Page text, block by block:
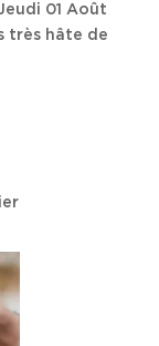
01 Août
très hâte de